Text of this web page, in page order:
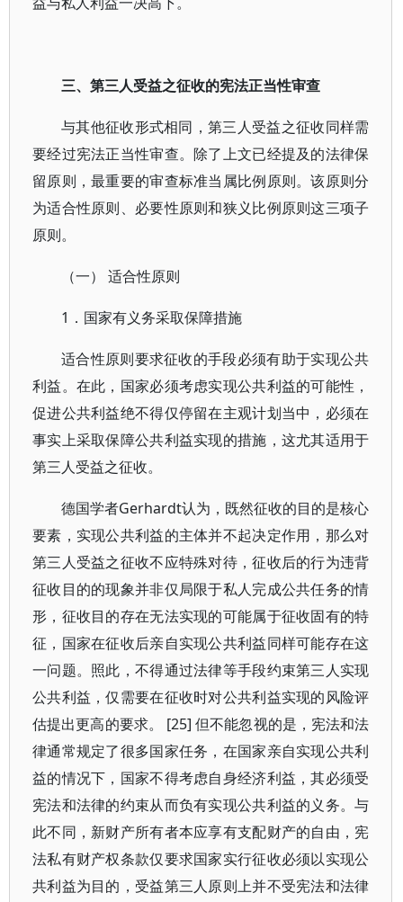
三、第三人受益之征收的宪法正当性审查
与其他征收形式相同，第三人受益之征收同样需
要经过宪法正当性审查。除了上文已经提及的法律保
留原则，最重要的审查标准当属比例原则。该原则分
为适合性原则、必要性原则和狭义比例原则这三项子
原则。
（一） 适合性原则
1．国家有义务采取保障措施
适合性原则要求征收的手段必须有助于实现公共
利益。在此，国家必须考虑实现公共利益的可能性，
促进公共利益绝不得仅停留在主观计划当中，必须在
事实上采取保障公共利益实现的措施，这尤其适用于
第三人受益之征收。
德国学者Gerhardt认为，既然征收的目的是核心
要素，实现公共利益的主体并不起决定作用，那么对
第三人受益之征收不应特殊对待，征收后的行为违背
征收目的的现象并非仅局限于私人完成公共任务的情
形，征收目的存在无法实现的可能属于征收固有的特
征，国家在征收后亲自实现公共利益同样可能存在这
一问题。照此，不得通过法律等手段约束第三人实现
公共利益，仅需要在征收时对公共利益实现的风险评
估提出更高的要求。 [25] 但不能忽视的是，宪法和法
律通常规定了很多国家任务，在国家亲自实现公共利
益的情况下，国家不得考虑自身经济利益，其必须受
宪法和法律的约束从而负有实现公共利益的义务。与
此不同，新财产所有者本应享有支配财产的自由，宪
法私有财产权条款仅要求国家实行征收必须以实现公
共利益为目的，受益第三人原则上并不受宪法和法律